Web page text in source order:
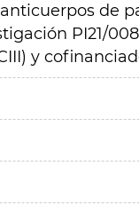
de
PI21/
y